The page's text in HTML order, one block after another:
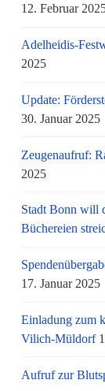
12. Februar
Adelheidis-
2025
Update:
30. Januar 2025
Zeugenaufruf:
2025
Stadt Bonn will
Büchereien
17. Januar 2025
Einladung zum
Vilich-Müldorf
Aufruf zur